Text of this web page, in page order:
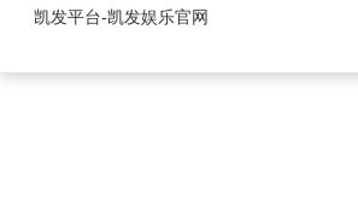
1.25mm系列-凯发
凯发平台-凯发娱乐官网